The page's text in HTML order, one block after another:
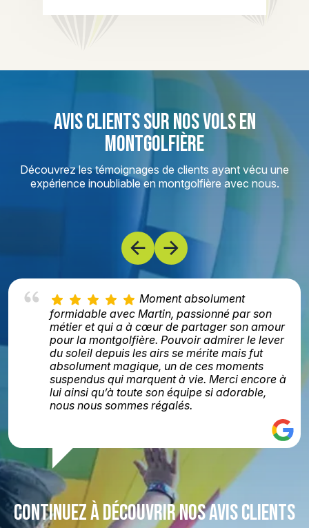
AVIS CLIENTS SUR NOS VOLS EN
MONTGOLFIÈRE
Découvrez les témoignages de clients ayant vécu une
expérience inoubliable en montgolfière avec nous.
Moment absolument
formidable avec Martin, passionné par son
métier et qui a à cœur de partager son amour
pour la montgolfière. Pouvoir admirer le lever
du soleil depuis les airs se mérite mais fut
absolument magique, un de ces moments
suspendus qui marquent à vie. Merci encore à
lui ainsi qu’à toute son équipe si adorable,
nous nous sommes régalés.
CONTINUEZ À DÉCOUVRIR NOS AVIS CLIENTS